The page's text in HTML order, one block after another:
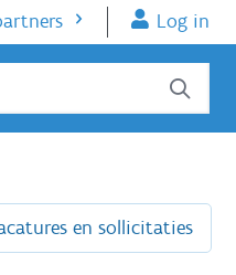
Log in
en sollicitaties